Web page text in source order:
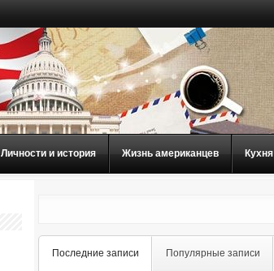
Личности и история Жизнь американцев Кухня
Последние записи Популярные записи